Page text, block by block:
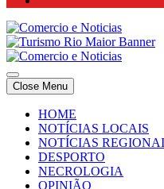
Comercio e Noticias
Notícias e Publicidade Online
Comercio e Noticias
Notícias e Publicidade Online
Close Menu
HOME
NOTÍCIAS LOCAIS
NOTÍCIAS
DESPORTO
NECROLOGIA
OPINIÃO